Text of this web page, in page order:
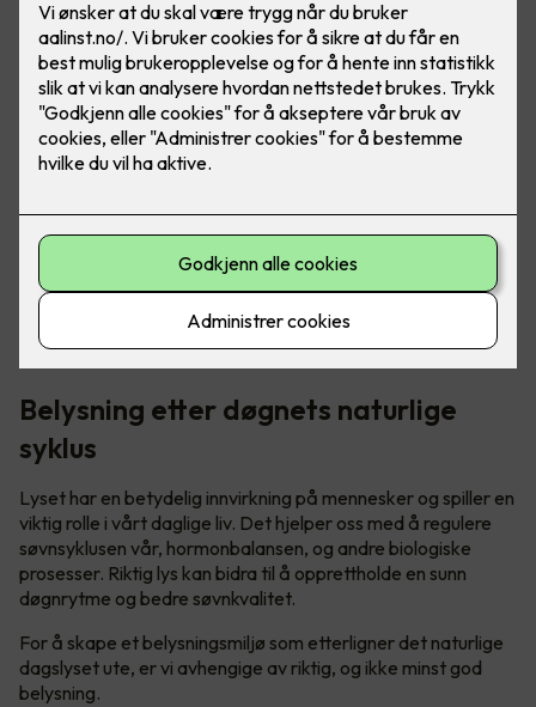
I norden har vi veldig varierende lysmengde - fra "polar
natt" til midnattssol. Det er her riktig belysning blir så
viktig, for å opprettholde riktig døgnrytme.
Belysning etter døgnets naturlige
syklus
Lyset har en betydelig innvirkning på mennesker og spiller en
viktig rolle i vårt daglige liv. Det hjelper oss med å regulere
søvnsyklusen vår, hormonbalansen, og andre biologiske
prosesser. Riktig lys kan bidra til å opprettholde en sunn
døgnrytme og bedre søvnkvalitet.
For å skape et belysningsmiljø som etterligner det naturlige
dagslyset ute, er vi avhengige av riktig, og ikke minst god
belysning.